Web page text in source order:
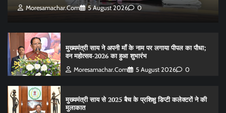
Moresamachar.com 5 August 2026 0
मुख्यमंत्री साय ने अपनी माँ के नाम पर लगाया पीपल का पौधा;
वन महोत्सव-2026 का हुआ शुभारंभ
Moresamachar.com 5 August 2026 0
मुख्यमंत्री साय से 2025 बैच के प्रशिक्षु डिप्टी कलेक्टरों ने की
मुलाकात